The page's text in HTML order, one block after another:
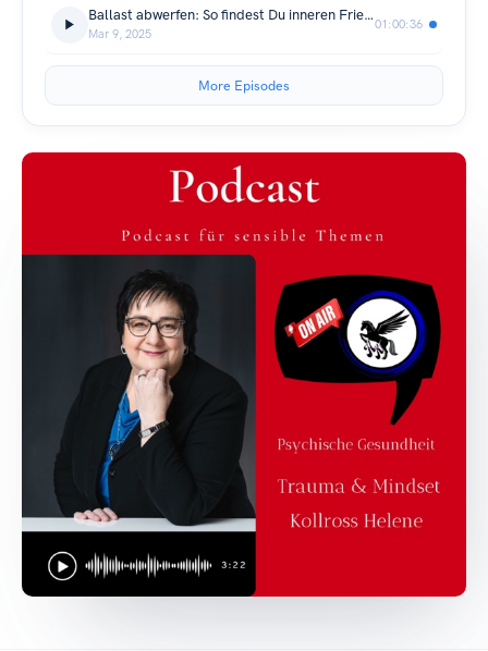
Ballast abwerfen: So findest Du inneren Frieden und Lebensfreude.
Mar 9, 2025
01:00:36
More Episodes